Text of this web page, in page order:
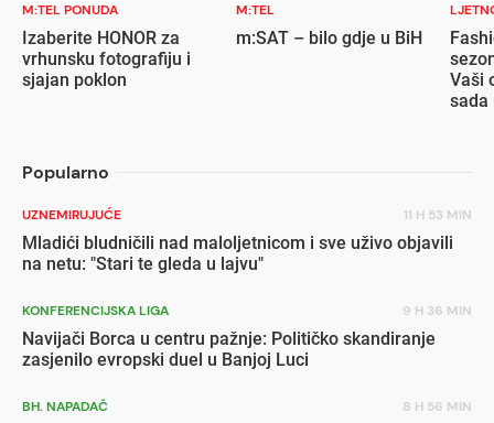
M:TEL PONUDA
Izaberite HONOR za
vrhunsku fotografiju i
sjajan poklon
M:TEL
m:SAT – bilo gdje u BiH
Vaši
sada
Popularno
UZNEMIRUJUĆE 11 H 53 MIN
Mladići bludničili nad maloljetnicom i sve uživo objavili
na netu: "Stari te gleda u lajvu"
KONFERENCIJSKA LIGA 9 H 36 MIN
Navijači Borca u centru pažnje: Političko skandiranje
zasjenilo evropski duel u Banjoj Luci
BH. NAPADAČ 8 H 56 MIN